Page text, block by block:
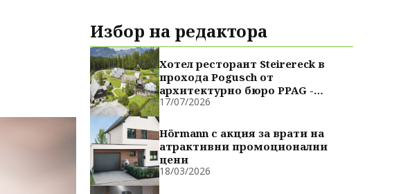
Избор на редактора
Хотел ресторант Steirereck в
прохода Pogusch от
архитектурно бюро PPAG -
духовно сродни
17/07/2026
Hörmann с акция за врати на
атрактивни промоционални
цени
18/03/2026